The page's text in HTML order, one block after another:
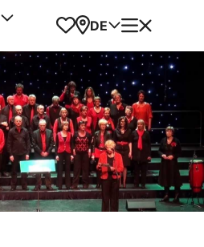
Favoriten
Karte
DE Menü